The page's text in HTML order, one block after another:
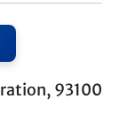
93100